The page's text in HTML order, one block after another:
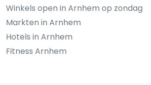
Winkels open in Arnhem op zondag
Markten in Arnhem
Hotels in Arnhem
Fitness Arnhem